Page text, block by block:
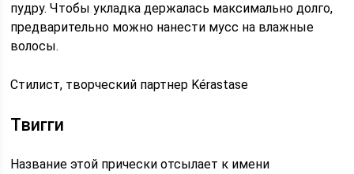
пудру. Чтобы укладка держалась максимально долго,
предварительно можно нанести мусс на влажные
волосы.
Стилист, творческий партнер Kérastase
Твигги
Название этой прически отсылает к имени